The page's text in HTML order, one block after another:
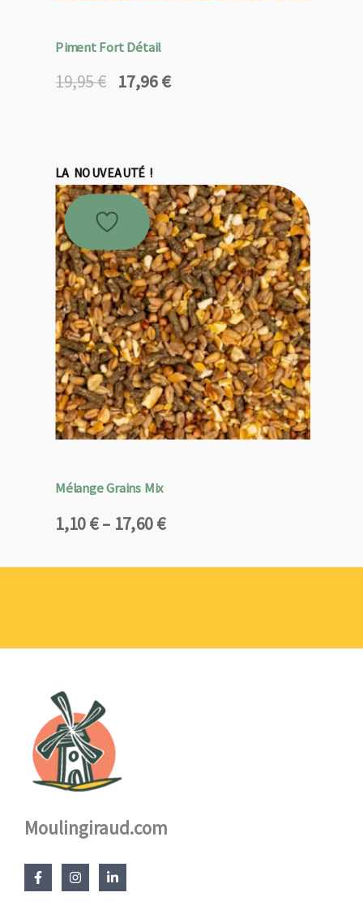
Piment Fort Détail
19,95€
Le
19,95 €.
17,96€
Le
17,96 €.
LA NOUVEAUTÉ !
Mélange Grains Mix
1,10€– 17,60€
Plage
prix :
Moulingiraud.com